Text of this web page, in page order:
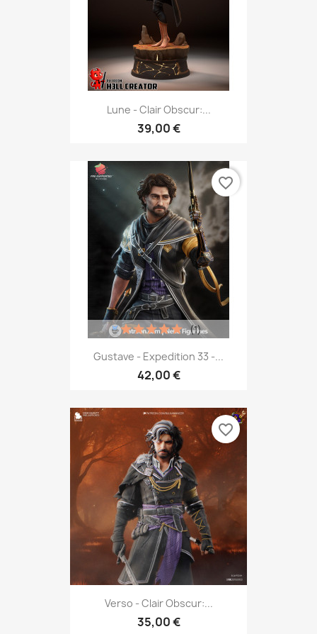
Lune - Clair Obscur:...
39,00 €
Gustave - Expedition 33 -...
42,00 €
(1)
favorite_border
Verso - Clair Obscur:...
35,00 €
favorite_border